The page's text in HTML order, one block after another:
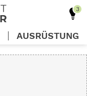
AUSRÜSTUNG